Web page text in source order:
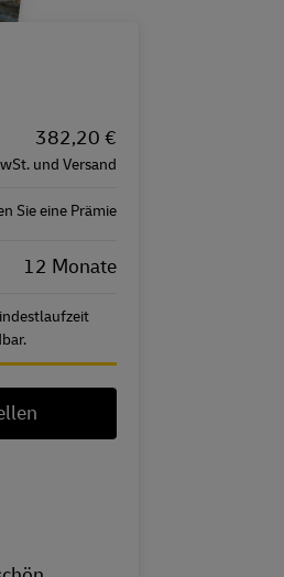
382,20 €
und Versand
Sie eine Prämie
12 Monate